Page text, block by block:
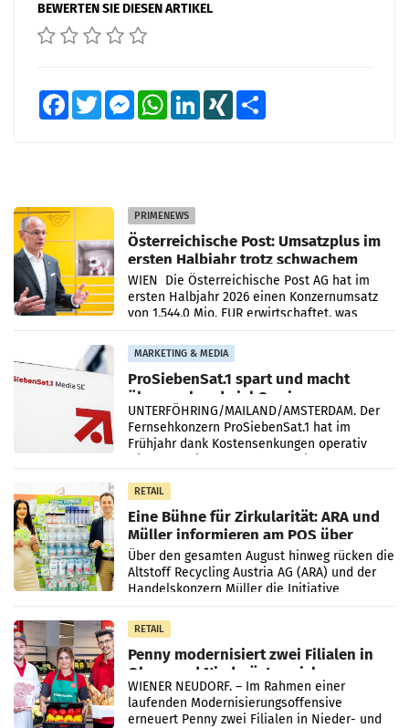
BEWERTEN SIE DIESEN ARTIKEL
FacebookTwitter MessengerWhatsAppLinkedInXING
PRIMENEWS
Österreichische Post: Umsatzplus im
ersten Halbjahr trotz schwachem
Briefgeschäft
WIEN Die Österreichische Post AG hat im
ersten Halbjahr 2026 einen Konzernumsatz
von 1.544,0 Mio. EUR erwirtschaftet, was
einem Plus von 3,8 Prozent gegenüber dem
Vergleichszeitraum
MARKETING & MEDIA
ProSiebenSat.1 spart und macht
überraschend viel Gewinn
UNTERFÖHRING/MAILAND/AMSTERDAM. Der
Fernsehkonzern ProSiebenSat.1 hat im
Frühjahr dank Kostensenkungen operativ
RETAIL
Eine Bühne für Zirkularität: ARA und
Müller informieren am POS über
Kreislauffähigkeit
Über den gesamten August hinweg rücken die
Altstoff Recycling Austria AG (ARA) und der
Handelskonzern Müller die Initiative
„Kreislauf-Helden“ in allen österreichischen
Müller-Filialen
RETAIL
Penny modernisiert zwei Filialen in
Ober- und Niederösterreich
WIENER NEUDORF. – Im Rahmen einer
laufenden Modernisierungsoffensive
erneuert Penny zwei Filialen in Nieder- und